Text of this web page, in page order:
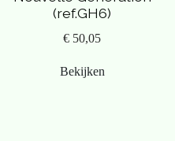
(ref.GH6)
€ 50,05
Bekijken